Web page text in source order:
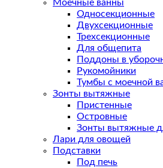
Моечные ванны
Односекционные
Двухсекционные
Трехсекционные
Для общепита
Поддоны в
Рукомойники
Тумбы с моечной
Зонты вытяжные
Пристенные
Островные
Зонты вытяжные
Лари для овощей
Подставки
Под печь